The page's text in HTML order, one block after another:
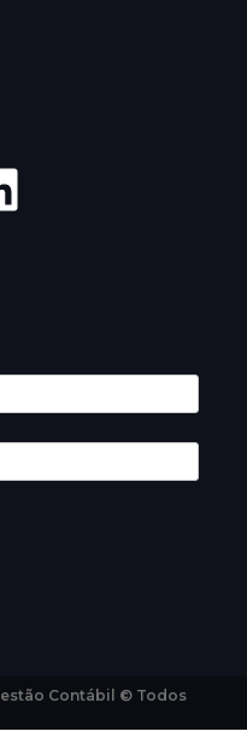
Contábil © Todos